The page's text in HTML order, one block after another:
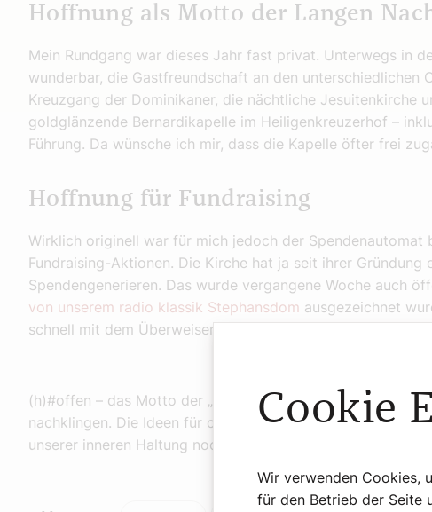
Hoffnung als Motto der Langen
Mein Rundgang war dieses Jahr fast privat. Unterwegs in
wunderbar, die Gastfreundschaft an den unterschiedlichen
Kreuzgang der Dominikaner, die nächtliche Jesuitenkirche
goldglänzende Bernardikapelle im Heiligenkreuzerhof –
Führung. Da wünsche ich mir, dass die Kapelle öfter frei
Hoffnung für Fundraising
Wirklich originell war für mich jedoch der Spendenautomat
Fundraising-Aktionen. Die Kirche hat ja seit ihrer Gründung
Spendengenerieren. Das wurde vergangene Woche auch
von unserem radio klassik Stephansdom ausgezeichnet
schnell mit dem Überweisen einer Spende.
(h)#offen – das Motto der „Langen Nacht der Kirchen“ soll
nachklingen. Die Ideen für offene Kirchen und Spenden
unserer inneren Haltung noch Luft nach oben, bitte nicht
Cookie
Wir verwenden Cookies,
für den Betrieb der Seite